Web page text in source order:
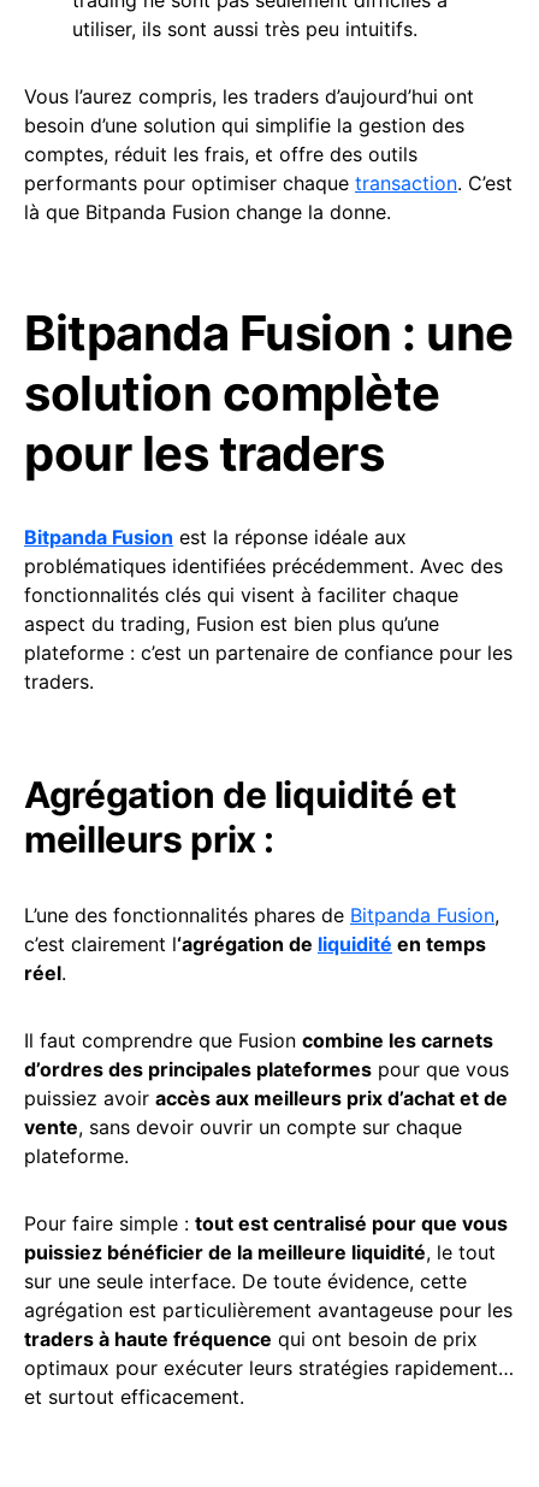
utiliser, ils sont aussi très peu intuitifs.
Vous l’aurez compris, les traders d’aujourd’hui ont
besoin d’une solution qui simplifie la gestion des
comptes, réduit les frais, et offre des outils
performants pour optimiser chaque transaction. C’est
là que Bitpanda Fusion change la donne.
Bitpanda Fusion : une
solution complète
pour les traders
Bitpanda Fusion est la réponse idéale aux
problématiques identifiées précédemment. Avec des
fonctionnalités clés qui visent à faciliter chaque
aspect du trading, Fusion est bien plus qu’une
plateforme : c’est un partenaire de confiance pour les
traders.
Agrégation de liquidité et
meilleurs prix :
L’une des fonctionnalités phares de Bitpanda Fusion,
c’est clairement l‘agrégation de liquidité en temps
réel.
Il faut comprendre que Fusion combine les carnets
d’ordres des principales plateformes pour que vous
puissiez avoir accès aux meilleurs prix d’achat et de
vente, sans devoir ouvrir un compte sur chaque
plateforme.
Pour faire simple : tout est centralisé pour que vous
puissiez bénéficier de la meilleure liquidité, le tout
sur une seule interface. De toute évidence, cette
agrégation est particulièrement avantageuse pour les
traders à haute fréquence qui ont besoin de prix
optimaux pour exécuter leurs stratégies rapidement…
et surtout efficacement.